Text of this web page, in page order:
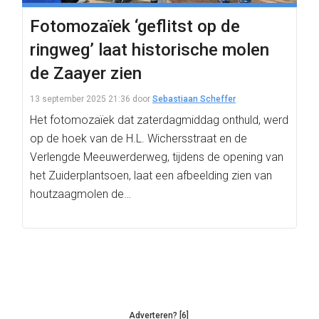
Fotomozaïek ‘geflitst op de
ringweg’ laat historische molen
de Zaayer zien
13 september 2025 21:36 door Sebastiaan Scheffer
Het fotomozaïek dat zaterdagmiddag onthuld, werd
op de hoek van de H.L. Wichersstraat en de
Verlengde Meeuwerderweg, tijdens de opening van
het Zuiderplantsoen, laat een afbeelding zien van
houtzaagmolen de…
Adverteren? [6]